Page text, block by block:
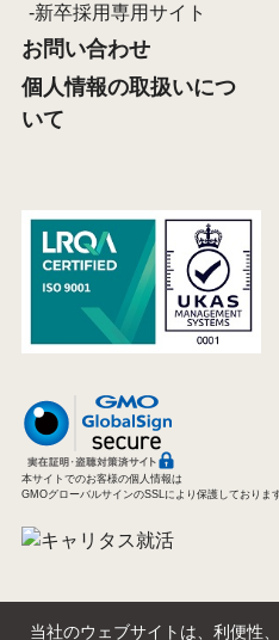
新卒採用専用サイト
お問い合わせ
個人情報の取扱いにつ
いて
本サイトでのお客様の個人情報は
GMOグローバルサインのSSLにより保護しております
当社のウェブサイトは、利便性